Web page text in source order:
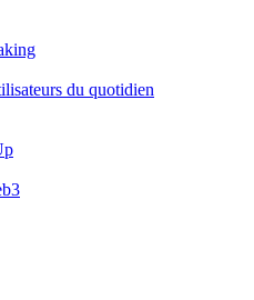
du quotidien